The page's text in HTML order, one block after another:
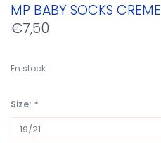
MP BABY SOCKS CREME
€7,50
En stock
Size: *